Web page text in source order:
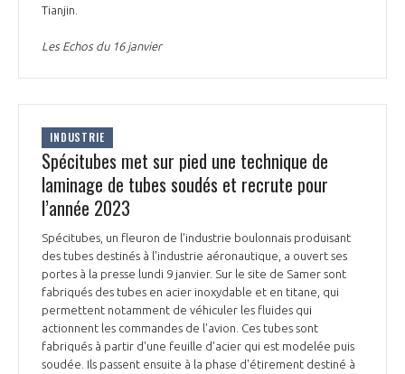
EMPLOI & FORMATION
INTERNATIONALISATION
DOCUMENTS & BROCHURES
Tianjin.
Les Echos du 16 janvier
INDUSTRIE
Spécitubes met sur pied une technique de
laminage de tubes soudés et recrute pour
l’année 2023
Spécitubes, un fleuron de l'industrie boulonnais produisant
des tubes destinés à l'industrie aéronautique, a ouvert ses
portes à la presse lundi 9 janvier. Sur le site de Samer sont
fabriqués des tubes en acier inoxydable et en titane, qui
permettent notamment de véhiculer les fluides qui
actionnent les commandes de l'avion. Ces tubes sont
fabriqués à partir d'une feuille d'acier qui est modelée puis
soudée. Ils passent ensuite à la phase d'étirement destiné à